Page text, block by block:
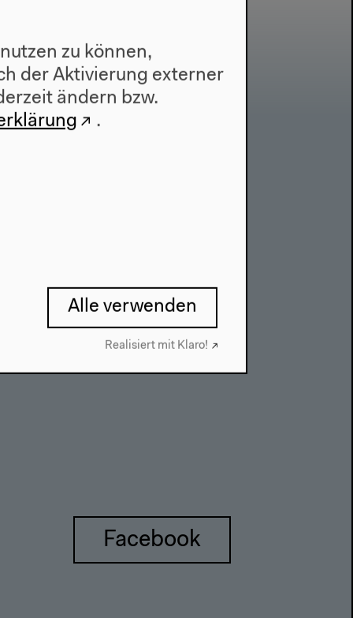
Impressum
Facebook
zu können,
der Aktivierung externer
ändern bzw.
.
Alle verwenden
Realisiert mit Klaro!